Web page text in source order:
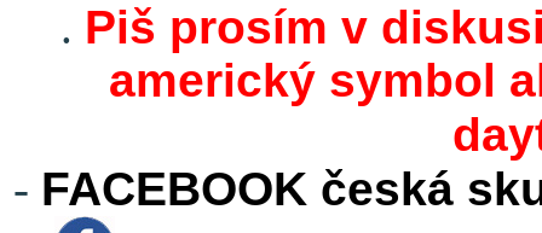
. Piš prosím v
americký symbol
- FACEBOOK česká